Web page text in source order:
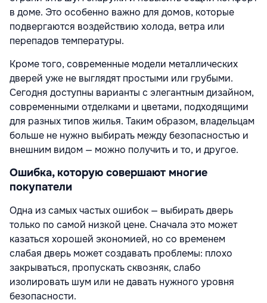
в доме. Это особенно важно для домов, которые
подвергаются воздействию холода, ветра или
перепадов температуры.
Кроме того, современные модели металлических
дверей уже не выглядят простыми или грубыми.
Сегодня доступны варианты с элегантным дизайном,
современными отделками и цветами, подходящими
для разных типов жилья. Таким образом, владельцам
больше не нужно выбирать между безопасностью и
внешним видом — можно получить и то, и другое.
Ошибка, которую совершают многие
покупатели
Одна из самых частых ошибок — выбирать дверь
только по самой низкой цене. Сначала это может
казаться хорошей экономией, но со временем
слабая дверь может создавать проблемы: плохо
закрываться, пропускать сквозняк, слабо
изолировать шум или не давать нужного уровня
безопасности.